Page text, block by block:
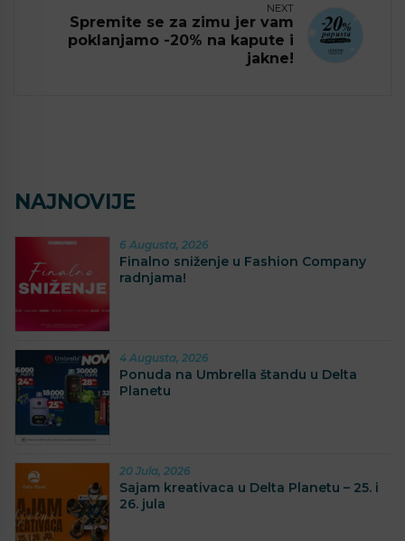
NEXT
Spremite se za zimu jer vam
poklanjamo -20% na kapute i
jakne!
NAJNOVIJE
6 Augusta, 2026
Finalno sniženje u Fashion Company
radnjama!
4 Augusta, 2026
Ponuda na Umbrella štandu u Delta
Planetu
20 Jula, 2026
Sajam kreativaca u Delta Planetu – 25. i
26. jula